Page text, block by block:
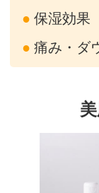
保湿効果
痛み・ダ